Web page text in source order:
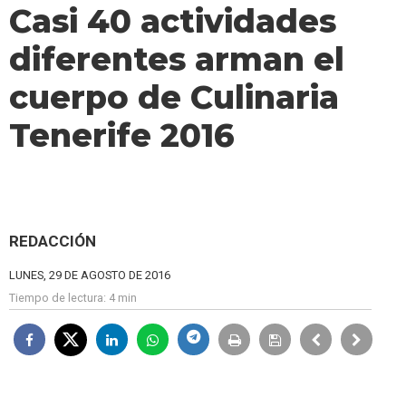
Casi 40 actividades
diferentes arman el
cuerpo de Culinaria
Tenerife 2016
REDACCIÓN
LUNES, 29 DE AGOSTO DE 2016
Tiempo de lectura: 4 min